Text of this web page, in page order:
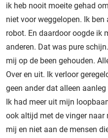
ik heb nooit moeite gehad
niet voor weggelopen. Ik ben
robot. En daardoor oogde ik
anderen. Dat was pure
mij op de been gehouden.
Over en uit. Ik verloor
geen ander dat alleen
Ik had meer uit mijn
ook altijd met de vinger naar
mij en niet aan de mensen